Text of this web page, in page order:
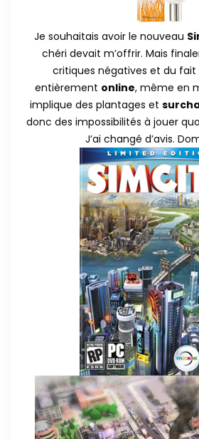
Je souhaitais avoir le nouveau
chéri devait m’offrir. Mais
critiques négatives et du fait
entièrement online, même en
implique des plantages et
donc des impossibilités à jouer
J’ai changé d’avis.